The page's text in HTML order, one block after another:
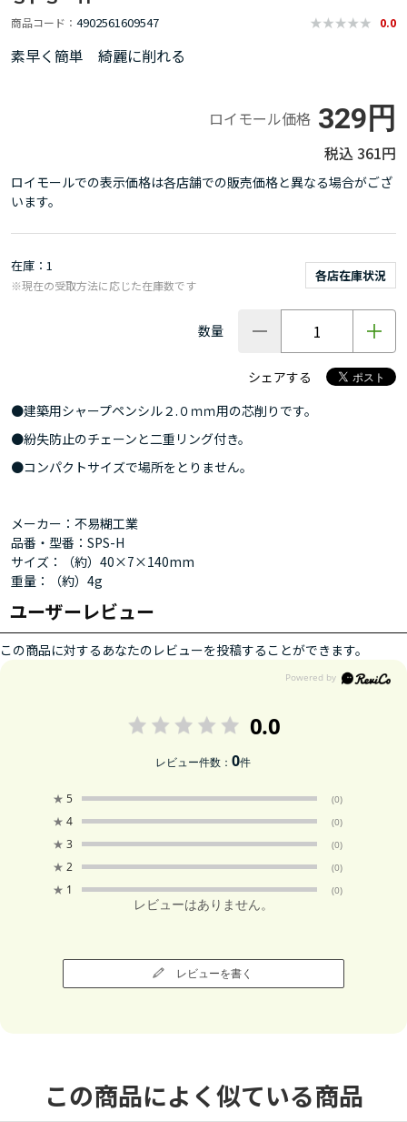
商品コード 4902561609547 0.0
素早く簡単 綺麗に削れる
ロイモール価格 329円
361円
ロイモールでの表示価格は各店舗での販売価格と異なる場合がござ
います。
在庫 1
各店在庫状況
※現在の受取方法に応じた在庫数です
数量
シェアする
●建築用シャープペンシル２.０ｍｍ用の芯削りです。
●紛失防止のチェーンと二重リング付き。
●コンパクトサイズで場所をとりません。
メーカー：不易糊工業
品番・型番：SPS-H
サイズ：（約）40×7×140mm
重量：（約）4g
ユーザーレビュー
この商品に対するあなたのレビューを投稿することができます。
0.0
レビュー件数：0件
★ 5 (0)
★ 4 (0)
★ 3 (0)
★ 2 (0)
★ 1 (0)
レビューはありません。
レビューを書く
この商品によく似ている商品